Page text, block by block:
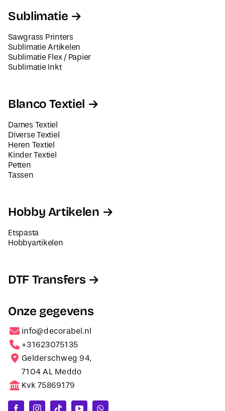
Sublimatie
Sawgrass Printers
Sublimatie Artikelen
Sublimatie Flex / Papier
Sublimatie Inkt
Blanco Textiel
Dames Textiel
Diverse Textiel
Heren Textiel
Kinder Textiel
Petten
Tassen
Hobby Artikelen
Etspasta
Hobbyartikelen
DTF Transfers
Onze gegevens
info@decorabel.nl
+31623075135
Gelderschweg 94,
7104 AL Meddo
Kvk 75869179